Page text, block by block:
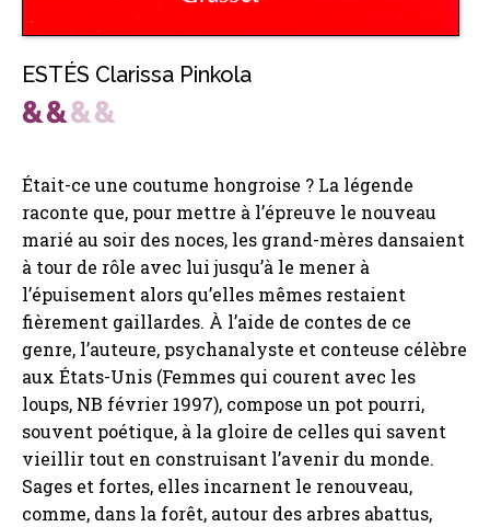
ESTÉS Clarissa Pinkola
Était-ce une coutume hongroise ? La légende
raconte que, pour mettre à l’épreuve le nouveau
marié au soir des noces, les grand-mères dansaient
à tour de rôle avec lui jusqu’à le mener à
l’épuisement alors qu’elles mêmes restaient
fièrement gaillardes. À l’aide de contes de ce
genre, l’auteure, psychanalyste et conteuse célèbre
aux États-Unis (Femmes qui courent avec les
loups, NB février 1997), compose un pot pourri,
souvent poétique, à la gloire de celles qui savent
vieillir tout en construisant l’avenir du monde.
Sages et fortes, elles incarnent le renouveau,
comme, dans la forêt, autour des arbres abattus,